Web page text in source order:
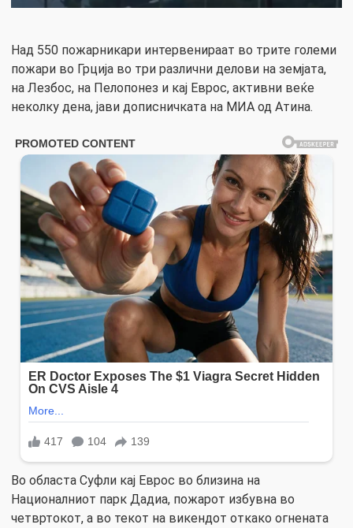
Над 550 пожарникари интервенираат во трите големи
пожари во Грција во три различни делови на земјата,
на Лезбос, на Пелопонез и кај Еврос, активни веќе
неколку дена, јави дописничката на МИА од Атина.
Во областа Суфли кај Еврос во близина на
Националниот парк Дадиа, пожарот избувна во
четвртокот, а во текот на викендот откако огнената